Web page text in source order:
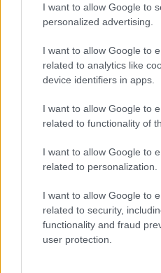
I want to allow Google to
personalized advertising.
I want to allow Google to
related to analytics like
device identifiers in apps.
I want to allow Google to
related to functionality of
I want to allow Google to
related to personalization.
I want to allow Google to
related to security,
functionality and fraud
user protection.
rosszabb a helyzet” – ismerte
„Ez olyasmi, ami
hétvégén. Főleg, ha ez a
olyan dolog, ami megrémít.
„De igen, ettől eltekintve a
Lehet még esélye a
többtényezős kérdés, az
amire most ügyelnie kell,
ismét beszerez egy
akkor minden bizonnyal